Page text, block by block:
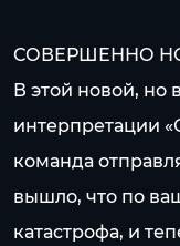
СОВЕРШЕННО
В этой новой, но
интерпретации
команда
вышло, что по
катастрофа, и